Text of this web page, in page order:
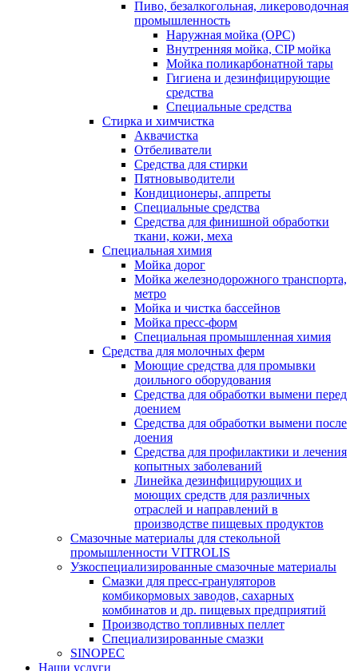
Пиво, безалкогольная, ликероводочная
промышленность
Наружная мойка (ОРС)
Внутренняя мойка, CIP мойка
Мойка поликарбонатной тары
Гигиена и дезинфицирующие
средства
Специальные средства
Стирка и химчистка
Аквачистка
Отбеливатели
Средства для стирки
Пятновыводители
Кондиционеры, аппреты
Специальные средства
Средства для финишной обработки
ткани, кожи, меха
Специальная химия
Мойка дорог
Мойка железнодорожного транспорта,
метро
Мойка и чистка бассейнов
Мойка пресс-форм
Специальная промышленная химия
Средства для молочных ферм
Моющие средства для промывки
доильного оборудования
Средства для обработки вымени перед
доением
Средства для обработки вымени после
доения
Средства для профилактики и лечения
копытных заболеваний
Линейка дезинфицирующих и
моющих средств для различных
отраслей и направлений в
производстве пищевых продуктов
Смазочные материалы для стекольной
промышленности VITROLIS
Узкоспециализированные смазочные материалы
Смазки для пресс-грануляторов
комбикормовых заводов, сахарных
комбинатов и др. пищевых предприятий
Производство топливных пеллет
Специализированные смазки
SINOPEC
Наши услуги